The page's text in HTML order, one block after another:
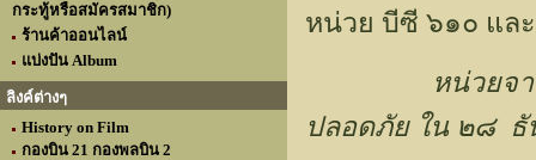
กระทู้หรือสมัครสมาชิก)
ร้านค้าออนไลน์
แบ่งปัน Album
ลิงค์ต่างๆ
History on Film
กองบิน 21 กองพลบิน 2
หน่วย บีซี ๖๑๐ แ
หน่วยจากภูเซ
ปลอดภัย ใน ๒๘ ธั